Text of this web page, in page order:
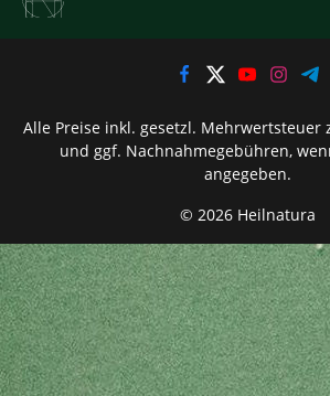
© 2026 Heilnatura
Alle Preise inkl. gesetzl. Mehrwertsteuer
und ggf. Nachnahmegebühren,
angegeben.